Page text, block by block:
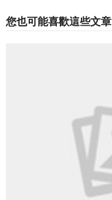
您也可能喜歡這些文章